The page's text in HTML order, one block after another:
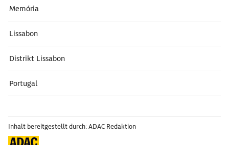
Memória
Lissabon
Distrikt Lissabon
Portugal
Inhalt bereitgestellt durch: ADAC Redaktion